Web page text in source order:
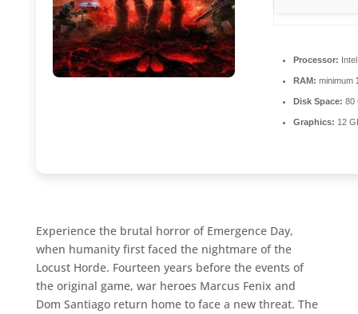
Processor:
RAM: minimum
Disk Space: 80
Graphics: 12
Experience the brutal horror of Emergence Day,
when humanity first faced the nightmare of the
Locust Horde. Fourteen years before the events of
the original game, war heroes Marcus Fenix and
Dom Santiago return home to face a new threat. The